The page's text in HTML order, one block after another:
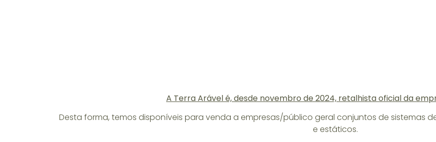
A Terra Arável é, desde novembro de 2024, retalhista oficial da
Desta forma, temos disponíveis para venda a empresas/público geral conjuntos de sistemas
e estáticos.